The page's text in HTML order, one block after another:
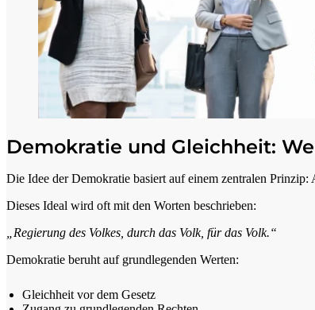
Demokratie und Gleichheit:
Die Idee der Demokratie basiert auf einem zentralen Prinzip:
Dieses Ideal wird oft mit den Worten beschrieben:
„Regierung des Volkes, durch das Volk, für das Volk.“
Demokratie beruht auf grundlegenden Werten:
Gleichheit vor dem Gesetz